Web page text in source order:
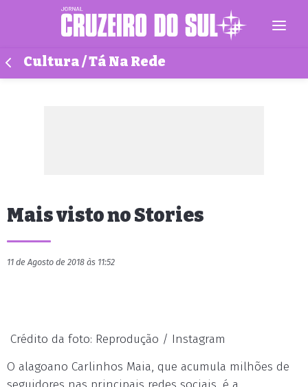
Cultura / Tá Na Rede
Mais visto no Stories
11 de Agosto de 2018 às 11:52
Crédito da foto: Reprodução / Instagram
O alagoano Carlinhos Maia, que acumula milhões de